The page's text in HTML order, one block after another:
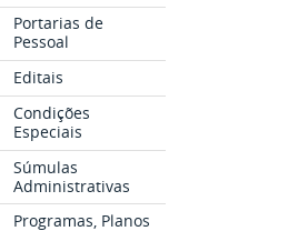
Portarias de
Pessoal
Editais
Condições
Especiais
Súmulas
Administrativas
Programas, Planos